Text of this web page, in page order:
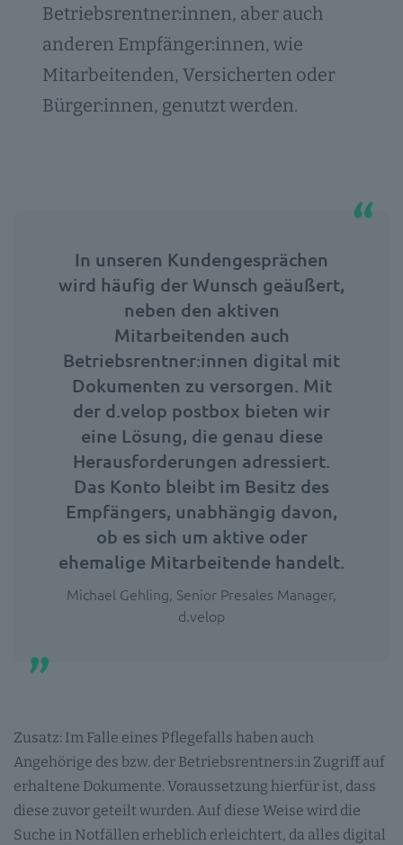
Betriebsrentner:innen, aber auch
anderen Empfänger:innen, wie
Mitarbeitenden, Versicherten oder
Bürger:innen, genutzt werden.
In unseren Kundengesprächen
wird häufig der Wunsch geäußert,
neben den aktiven
Mitarbeitenden auch
Betriebsrentner:innen digital mit
Dokumenten zu versorgen. Mit
der d.velop postbox bieten wir
eine Lösung, die genau diese
Herausforderungen adressiert.
Das Konto bleibt im Besitz des
Empfängers, unabhängig davon,
ob es sich um aktive oder
ehemalige Mitarbeitende handelt.
Michael Gehling, Senior Presales Manager,
d.velop
Zusatz: Im Falle eines Pflegefalls haben auch
Angehörige des bzw. der Betriebsrentners:in Zugriff auf
erhaltene Dokumente. Voraussetzung hierfür ist, dass
diese zuvor geteilt wurden. Auf diese Weise wird die
Suche in Notfällen erheblich erleichtert, da alles digital